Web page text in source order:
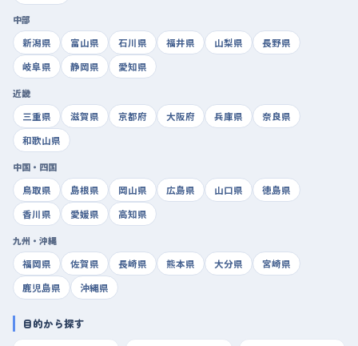
中部
新潟県
富山県 石川県 福井県 山梨県
長野県
岐阜県
静岡県 愛知県
近畿
三重県
滋賀県 京都府 大阪府 兵庫県
奈良県
和歌山県
中国・四国
鳥取県
島根県 岡山県 広島県 山口県
徳島県
香川県
愛媛県 高知県
九州・沖縄
福岡県
佐賀県 長崎県 熊本県 大分県
宮崎県
鹿児島県
沖縄県
目的から探す